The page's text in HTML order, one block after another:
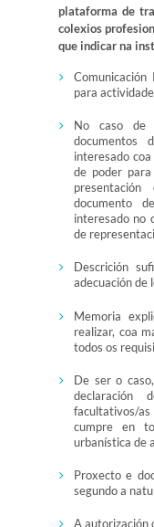
plataforma de
colexios
que indicar na
para
No caso de
documentos
interesado
de poder
documento
interesado no
de
Descrición
adecuación de
Memoria
realizar, coa
todos os
De ser o
declaración
facultativos/
cumpre en
urbanística de
Proxecto e
segundo a
A autorización